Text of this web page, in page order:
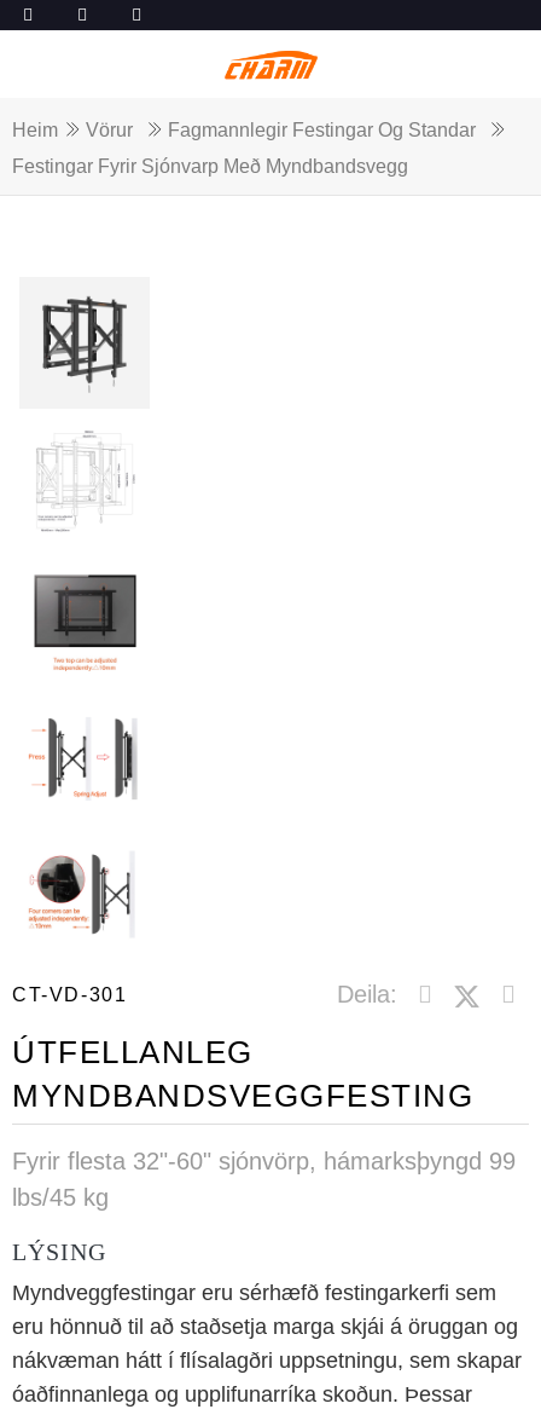
Heim Vörur
Fagmannlegir Festingar Og Standar
Festingar Fyrir Sjónvarp Með Myndbandsvegg
CT-VD-301 Deila:
ÚTFELLANLEG
MYNDBANDSVEGGFESTING
Fyrir flesta 32"-60" sjónvörp, hámarksþyngd 99
lbs/45 kg
LÝSING
Myndveggfestingar eru sérhæfð festingarkerfi sem
eru hönnuð til að staðsetja marga skjái á öruggan og
nákvæman hátt í flísalagðri uppsetningu, sem skapar
óaðfinnanlega og upplifunarríka skoðun. Þessar